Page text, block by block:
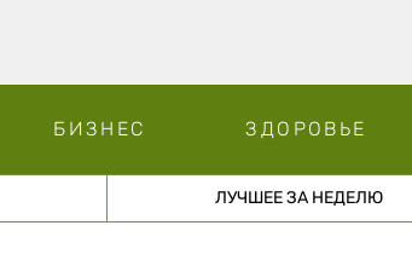
БИЗНЕС ЗДОРОВЬЕ
ЛУЧШЕЕ ЗА НЕДЕЛЮ